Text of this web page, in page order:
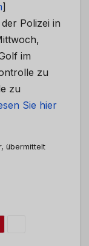
]
Polizei in
im
zu
zu
Sie hier
übermittelt